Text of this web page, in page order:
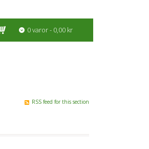
0 varor 0,00 kr
RSS feed for this section